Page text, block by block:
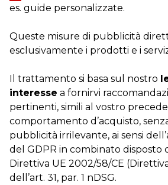
es. guide personalizzate.
Queste misure di pubblicità
esclusivamente i prodotti e i
Il trattamento si basa sul nostro
interesse a fornirvi
pertinenti, simili al vostro
comportamento d’acquisto,
pubblicità irrilevante, ai sensi
del GDPR in combinato disposto
Direttiva UE 2002/58/CE
dell’art. 31, par. 1 nDSG.